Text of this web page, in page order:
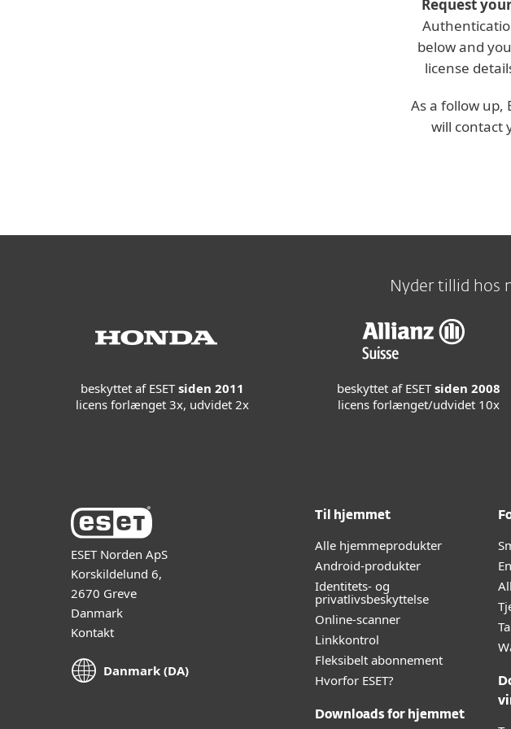
Request
below and
license
As a follow up,
will contact
Nyder tillid hos
beskyttet af ESETsiden 2011
licens forlænget 3x, udvidet 2x
beskyttet af ESETsiden 2008
licens forlænget/udvidet 10x
ESET Norden ApS
Korskildelund 6,
2670 Greve
Danmark
Kontakt
Danmark (DA)
Til hjemmet
Alle hjemmeprodukter
Android-produkter
Identitets- og
privatlivsbeskyttelse
Online-scanner
Linkkontrol
Fleksibelt abonnement
Hvorfor ESET?
Downloads for hjemmet